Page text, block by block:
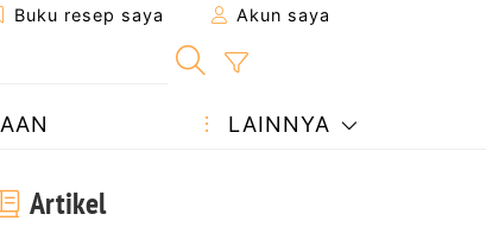
Buku resep saya Akun saya
LAINNYA
Artikel